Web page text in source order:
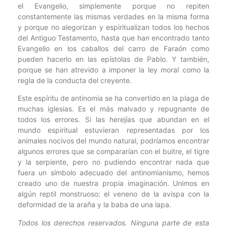
el Evangelio, simplemente porque no repiten
constantemente las mismas verdades en la misma forma
y porque no alegorizan y espiritualizan todos los hechos
del Antiguo Testamento, hasta que han encontrado tanto
Evangelio en los caballos del carro de Faraón como
pueden hacerlo en las epístolas de Pablo. Y también,
porque se han atrevido a imponer la ley moral como la
regla de la conducta del creyente.
Este espíritu de antinomia se ha convertido en la plaga de
muchas iglesias. Es el más malvado y repugnante de
todos los errores. Si las herejías que abundan en el
mundo espiritual estuvieran representadas por los
animales nocivos del mundo natural, podríamos encontrar
algunos errores que se compararían con el buitre, el tigre
y la serpiente, pero no pudiendo encontrar nada que
fuera un símbolo adecuado del antinomianismo, hemos
creado uno de nuestra propia imaginación. Unimos en
algún reptil monstruoso: el veneno de la avispa con la
deformidad de la araña y la baba de una lapa.
Todos los derechos reservados. Ninguna parte de esta